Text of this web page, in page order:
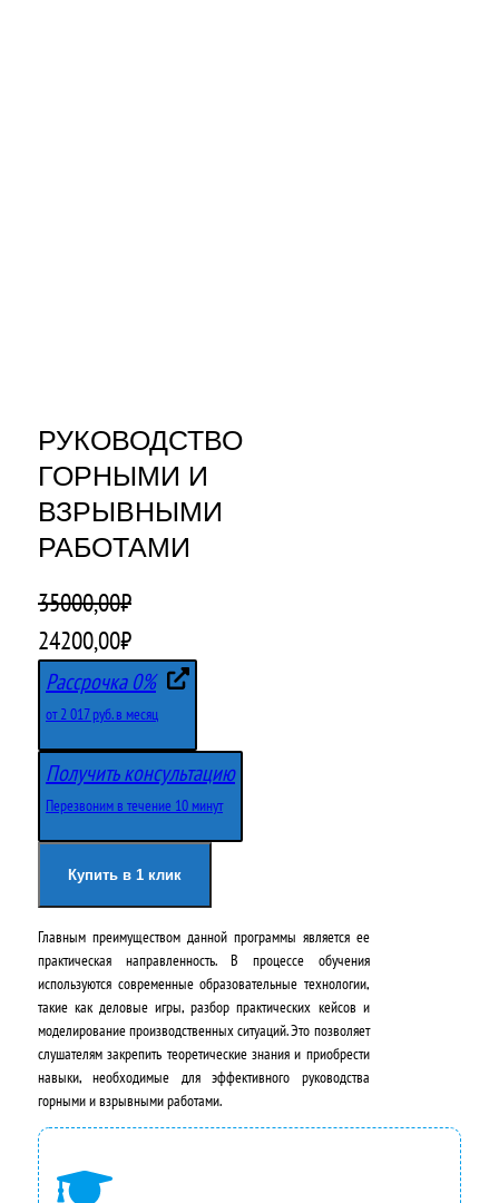
РУКОВОДСТВО
ГОРНЫМИ И
ВЗРЫВНЫМИ
РАБОТАМИ
35000,00₽
П
р
в
о
ч
а
л
ь
н
а
я
ц
24200,00₽Т
е
к
у
щ
я
ц
е
н
а
:
2
4
Рассрочка 0%
от 2 017 руб. в месяц
Получить консультацию
Перезвоним в течение 10 минут
Купить в 1 клик
Главным преимуществом данной программы является ее
практическая направленность. В процессе обучения
используются современные образовательные технологии,
такие как деловые игры, разбор практических кейсов и
моделирование производственных ситуаций. Это позволяет
слушателям закрепить теоретические знания и приобрести
навыки, необходимые для эффективного руководства
горными и взрывными работами.